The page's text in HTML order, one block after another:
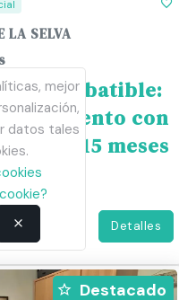
LA SELVA
Imbatible:
con
ROI en 15 meses
Detalles
Destacado
mejor
datos tales